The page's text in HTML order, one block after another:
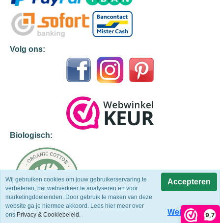
9,7
Volg ons:
Biologisch:
Wij gebruiken cookies om jouw gebruikerservaring te
verbeteren, het webverkeer te analyseren en voor
marketingdoeleinden. Door gebruik te maken van deze
website ga je hiermee akkoord. Lees hier meer over
ons Privacy & Cookiebeleid .
Accepteren
Weigeren